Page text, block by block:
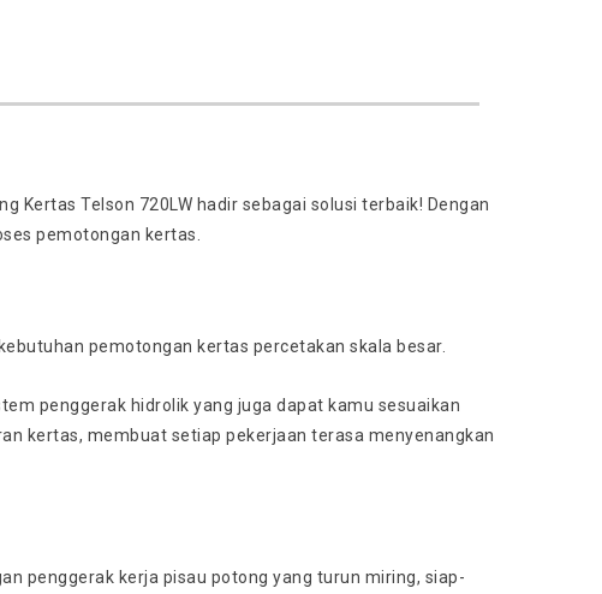
Kertas Telson 720LW hadir sebagai solusi terbaik! Dengan
pemotongan kertas.
pemotongan kertas percetakan skala besar.
penggerak hidrolik yang juga dapat kamu sesuaikan
kertas, membuat setiap pekerjaan terasa menyenangkan
penggerak kerja pisau potong yang turun miring, siap-